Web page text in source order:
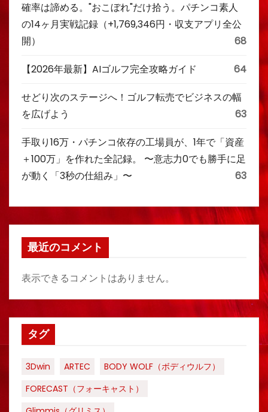
確率は諦める。"おこぼれ"だけ拾う。パチンコ素人
の14ヶ月実戦記録（+1,769,346円・収支アプリ全公
開）
68
【2026年最新】AIゴルフ完全攻略ガイド 64
せどり次のステージへ！ゴルフ転売でビジネスの幅
を広げよう
63
手取り16万・パチンコ依存の工場員が、1年で「資産
＋100万」を作れた全記録。 〜意志力0でも勝手に足
が動く「3秒の仕組み」〜
63
最近のコメント
表示できるコメントはありません。
タグ
3Dwin ARTEC
BODY WOLF（ボディウルフ）
FORECAST（フォーキャスト）